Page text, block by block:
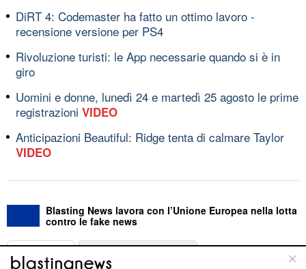
DiRT 4: Codemaster ha fatto un ottimo lavoro -
recensione versione per PS4
Rivoluzione turisti: le App necessarie quando si è in
giro
Uomini e donne, lunedì 24 e martedì 25 agosto le prime
registrazioni VIDEO
Anticipazioni Beautiful: Ridge tenta di calmare Taylor
VIDEO
Blasting News lavora con l’Unione Europea nella lotta
contro le fake news
ABOUT